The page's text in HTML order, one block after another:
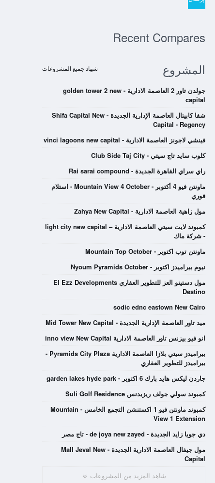
Recent Compares
المشروع
شهاد جميع المشروعات
جولدن تاور 2 العاصمة الادارية - golden tower 2 new
capital
شفا كابيتال العاصمة الإدارية الجديدة - Shifa Capital New
Capital - Regency
فينشي لاجونز العاصمة الادارية - vinci lagoons new capital
كلوب سايد تاج سيتي - Club Side Taj City
راي سراي القاهرة الجديدة - Rai sarai compound
ماونتن فيو 4 أكتوبر - Mountain View 4 October - استلام
فوري
مول زاهية العاصمة الادارية - Zahya New Capital
كمبوند لايت سيتي العاصمة الادارية – light city new capital
- شركة ماك
ماونتن توب اكتوبر - Mountain Top October
نيوم بيراميدز اكتوبر - Nyoum Pyramids October
مول دستينو العز للتطوير العقاري El Ezz Developments
Destino
sodic ednc eastown New Cairo
ميد تاور العاصمة الإدارية الجديدة - Mid Tower New Capital
انو فيو بيزنس تاور العاصمة الادارية inno view New Capital
بيراميدز سيتي بلازا العاصمة الادارية Pyramids City Plaza -
بيراميدز للتطوير العقاري
جاردن ليكس هايد بارك 6 اكتوبر - garden lakes hyde park
كمبوند سولي جولف ريزيدنس Suli Golf Residence
كمبوند ماونتن فيو 1 اكستنشن التجمع الخامس - Mountain
View 1 Extension
دي جويا زايد الجديدة - de joya new zayed - تاج مصر
مول جيفال العاصمة الادارية الجديدة - Mall Jeval New
Capital
شاهد المزيد من المشروعات